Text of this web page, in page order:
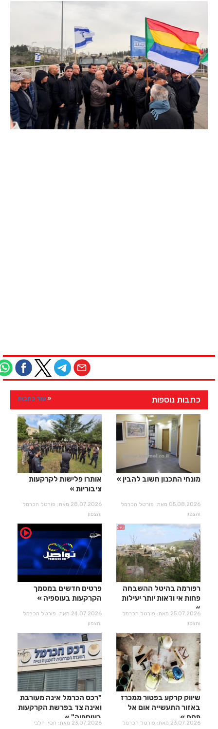
כתבות נוספות עוד כתבות
מונחי התכנון חשוב להבין
05.08.2026 מאת: פורטל הכרמל
והצפון
אותרו פלישות לקרקעות
ציבוריות
28.07.2026 מאת: פורטל הכרמל
והצפון
רפורמה בהיטל ההשבחה
פחות אי ודאות יותר יעילות​​​​​​​
25.07.2026 מאת: פורטל הכרמל
והצפון
פרטים חדשים במסמך
הקרקעות בעוספיה
24.07.2026 מאת: פורטל הכרמל
והצפון
שיווק קרקע בפטור ממכרז
באזור התעשייה אום אל
פחם
23.07.2026 מאת: פורטל הכרמל
"רכס הכרמל אינה מעורבת
ואינה צד בפרשת הקרקעות
בעוספיה"
23.07.2026 מאת: חסין חלבי